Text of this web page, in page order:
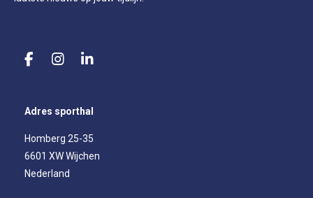
F
e
b
o
k
I
a
r
a
m
L
k
e
I
n
Adres sporthal
Homberg 25-35
6601 XW Wijchen
Nederland